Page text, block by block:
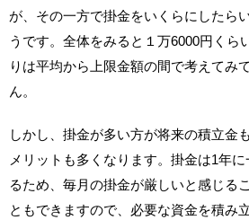
が、その一方で掛金をいくらにしたら
うです。全体をみると１万6000円くら
りは平均から上限金額の間で考えてみ
ん。
しかし、掛金が多い方が将来の積立金
メリットも多くなります。掛金は1年
るため、毎月の掛金が厳しいと感じる
ともできますので、必要な資金を積み